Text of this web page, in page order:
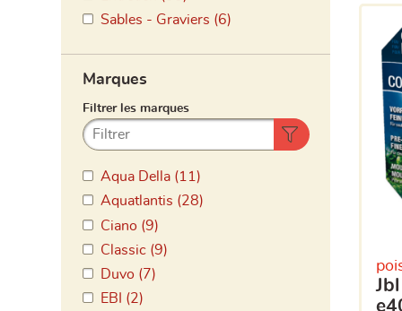
Sables - Graviers (6)
Marques
Aqua Della (11)
Aquatlantis (28)
Ciano (9)
Classic (9)
Duvo (7)
EBI (2)
jbl combibloc ii pour cp